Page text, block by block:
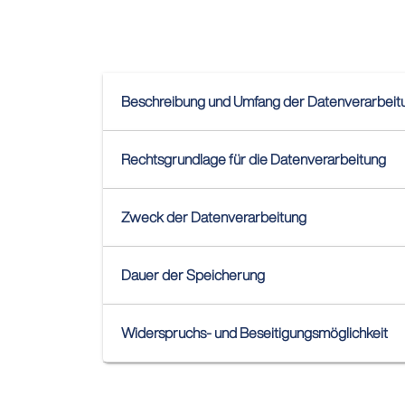
Beschreibung und Umfang der
Rechtsgrundlage für die Datenverarbeitung
Zweck der Datenverarbeitung
Dauer der Speicherung
Widerspruchs- und Beseitigungsmöglichkeit